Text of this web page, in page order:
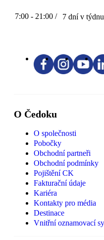
7:00 - 21:00 / 7 dní v týdnu
O Čedoku
O společnosti
Pobočky
Obchodní partneři
Obchodní podmínky
Pojištění CK
Fakturační údaje
Kariéra
Kontakty pro média
Destinace
Vnitřní oznamovací